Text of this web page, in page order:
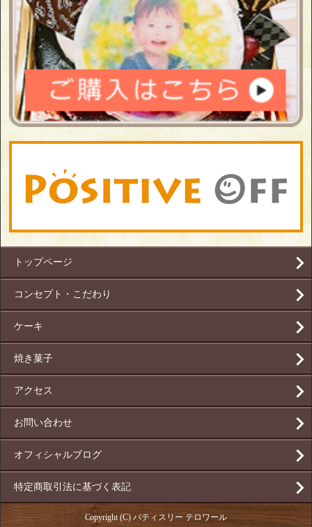
トップページ
コンセプト・こだわり
ケーキ
焼き菓子
アクセス
お問い合わせ
オフィシャルブログ
特定商取引法に基づく表記
Copyright (C) パティスリー テロワール